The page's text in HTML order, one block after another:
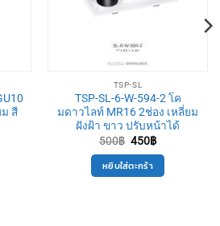
สี
TSP-SL
TSP-SL-6-W-594-2 โค
มดาวไลท์ MR16 2ช่อง เหลี่ยม
ฝังฝ้า ขาว ปรับหน้าได้
500฿ Original
price
was:
500฿.
450฿Current
is:
450฿.
หยิบใส่ตะกร้า